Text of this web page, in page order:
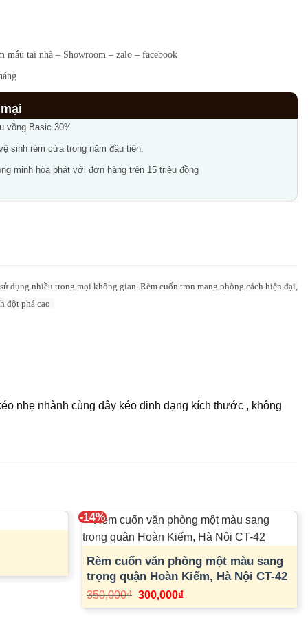
mẫu tại nhà – Showroom – zalo – facebook
vồng Basic 30%
sinh rèm cửa trong năm đầu tiên.
minh hòa phát với đơn hàng trên 15 triệu đồng
dụng nhiều trong mọi không gian .Rèm cuốn trơn mang phòng cách hiện đại,
đột phá cao
nhẹ nhành cùng dây kéo đinh dạng kích thước , không
-14%
Rèm cuốn văn phòng một màu sang
trọng quận Hoàn Kiếm, Hà Nội CT-42
350,000₫ Giá
300,000₫Giá